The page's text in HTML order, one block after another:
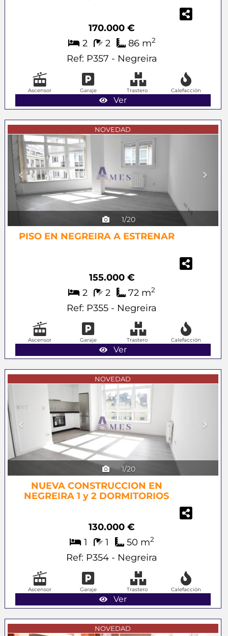
170.000 €
2
2 86 m2
Ref: P357 - Negreira
Ver
Ascensor Garaje Trastero Calefacción
NOVEDAD
1/20
PISO EN NEGREIRA A ESTRENAR
155.000 €
2
2 72 m2
Ref: P355 - Negreira
Ver
Ascensor Garaje Trastero Calefacción
NOVEDAD
1/20
NUEVA CONSTRUCCION EN
NEGREIRA 1 y 2 DORMITORIOS
130.000 €
1
1 50 m2
Ref: P354 - Negreira
Ver
Ascensor Garaje Trastero Calefacción
NOVEDAD